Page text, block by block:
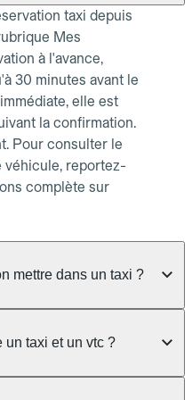
taxi depuis
Mes
à l'avance,
30 minutes avant le
elle est
la confirmation.
Pour consulter le
véhicule, reportez-
complète sur
mettre dans un taxi ?
jusqu'à 3 bagages
le champ "Message
un taxi et un vtc ?